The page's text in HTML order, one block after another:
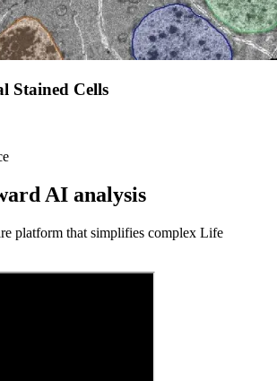
Stained Cells
AI analysis
platform that simplifies complex Life